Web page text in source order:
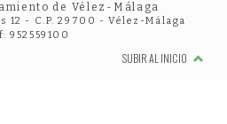
de Vélez-Málaga
12 - C.P. 29700 - Vélez-Málaga
952559100
SUBIR AL INICIO